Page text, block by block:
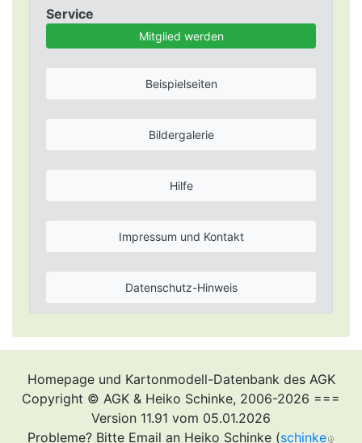
Service
Mitglied werden
Beispielseiten
Bildergalerie
Hilfe
Impressum und Kontakt
Datenschutz-Hinweis
Homepage und Kartonmodell-Datenbank des AGK
Copyright © AGK & Heiko Schinke, 2006-2026 ===
Version 11.91 vom 05.01.2026
Probleme? Bitte Email an Heiko Schinke (schinke